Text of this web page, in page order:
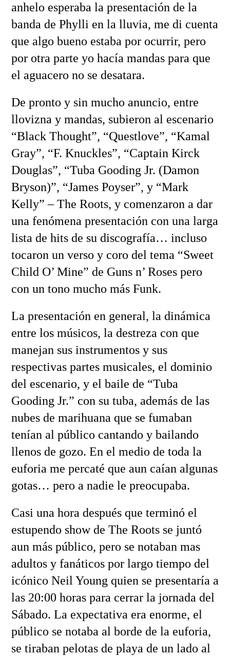
anhelo esperaba la presentación de la
banda de Phylli en la lluvia, me di cuenta
que algo bueno estaba por ocurrir, pero
por otra parte yo hacía mandas para que
el aguacero no se desatara.
De pronto y sin mucho anuncio, entre
llovizna y mandas, subieron al escenario
“Black Thought”, “Questlove”, “Kamal
Gray”, “F. Knuckles”, “Captain Kirck
Douglas”, “Tuba Gooding Jr. (Damon
Bryson)”, “James Poyser”, y “Mark
Kelly” – The Roots, y comenzaron a dar
una fenómena presentación con una larga
lista de hits de su discografía… incluso
tocaron un verso y coro del tema “Sweet
Child O’ Mine” de Guns n’ Roses pero
con un tono mucho más Funk.
La presentación en general, la dinámica
entre los músicos, la destreza con que
manejan sus instrumentos y sus
respectivas partes musicales, el dominio
del escenario, y el baile de “Tuba
Gooding Jr.” con su tuba, además de las
nubes de marihuana que se fumaban
tenían al público cantando y bailando
llenos de gozo. En el medio de toda la
euforia me percaté que aun caían algunas
gotas… pero a nadie le preocupaba.
Casi una hora después que terminó el
estupendo show de The Roots se juntó
aun más público, pero se notaban mas
adultos y fanáticos por largo tiempo del
icónico Neil Young quien se presentaría a
las 20:00 horas para cerrar la jornada del
Sábado. La expectativa era enorme, el
público se notaba al borde de la euforia,
se tiraban pelotas de playa de un lado al